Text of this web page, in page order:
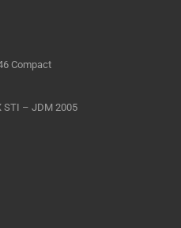
Compact
STI – JDM 2005